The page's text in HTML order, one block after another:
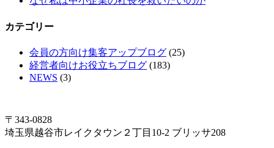
カテゴリー
会員の方向け集客アップブログ (25)
経営者向けお役立ちブログ (183)
NEWS (3)
〒343-0828
埼玉県越谷市レイクタウン２丁目10-2 ブリッサ208